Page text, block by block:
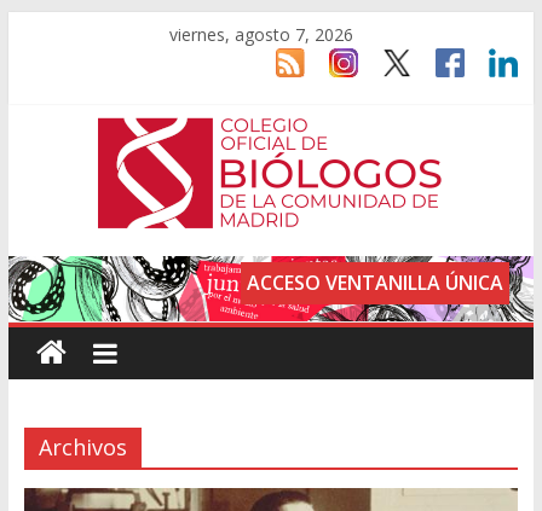
viernes, agosto 7, 2026
ACCESO VENTANILLA ÚNICA
Archivos